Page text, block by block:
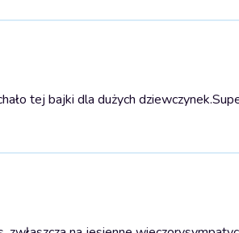
tej bajki dla dużych dziewczynek.